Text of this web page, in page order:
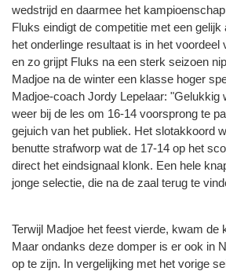
wedstrijd en daarmee het
Fluks eindigt de competitie met een gelijk
het onderlinge resultaat is in het voordeel
en zo grijpt Fluks na een sterk seizoen
Madjoe na de winter een klasse hoger
Madjoe-coach Jordy Lepelaar: "Gelukkig
weer bij de les om 16-14 voorsprong te
gejuich van het publiek. Het slotakkoord
benutte strafworp wat de 17-14 op het
direct het eindsignaal klonk. Een hele
jonge selectie, die na de zaal terug te
Terwijl Madjoe het feest vierde, kwam de
Maar ondanks deze domper is er ook in
op te zijn. In vergelijking met het vorige